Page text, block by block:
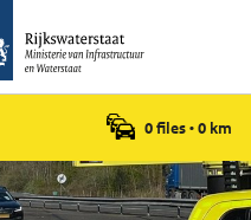
0 files•0 km